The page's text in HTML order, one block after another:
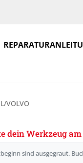
VOLVO
dein Werkzeug am
sind ausgegraut.